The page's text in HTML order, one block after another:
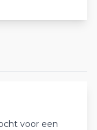
voor een